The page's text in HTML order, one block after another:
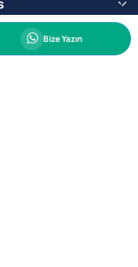
Whatsapp
Bize Yazın